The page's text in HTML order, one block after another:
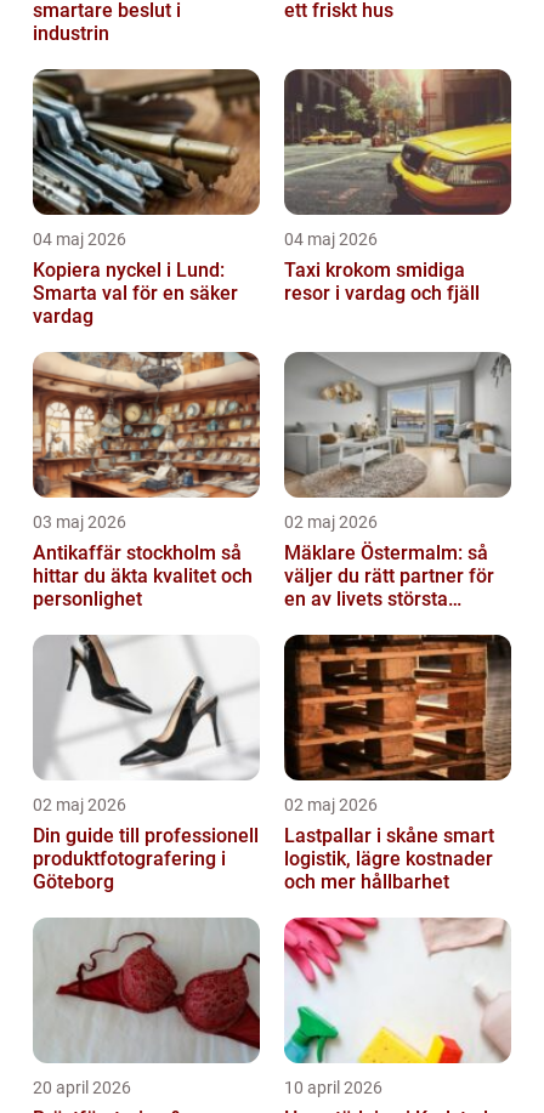
smartare beslut i
industrin
ett friskt hus
04 maj 2026
Kopiera nyckel i Lund:
Smarta val för en säker
vardag
04 maj 2026
Taxi krokom smidiga
resor i vardag och fjäll
03 maj 2026
Antikaffär stockholm så
hittar du äkta kvalitet och
personlighet
02 maj 2026
Mäklare Östermalm: så
väljer du rätt partner för
en av livets största
02 maj 2026
Din guide till professionell
produktfotografering i
Göteborg
02 maj 2026
Lastpallar i skåne smart
logistik, lägre kostnader
och mer hållbarhet
20 april 2026 10 april 2026